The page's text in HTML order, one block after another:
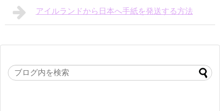
アイルランドから日本へ手紙を発送する方法